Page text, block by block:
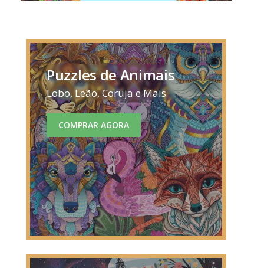
Puzzles de Animais
Lobo, Leão, Coruja e Mais
COMPRAR AGORA